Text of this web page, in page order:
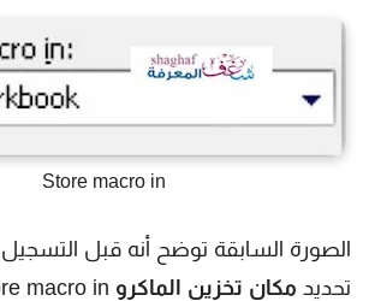
الصورة السابقة توضح أنه قبل
تحديد مكان تخزين الماكرو